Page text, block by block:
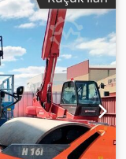
Kubota motor
Kenar kesme